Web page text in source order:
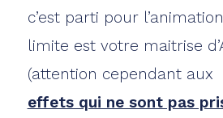
c’est parti pour
limite est votre maitrise
(attention cependant aux
effets qui ne sont pas